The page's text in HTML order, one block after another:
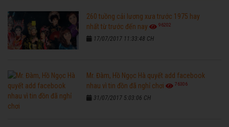
260 tuồng cải lương xưa trước 1975 hay
nhất từ trước đến nay
96202
17/07/2017 11:33:48 CH
Mr. Đàm, Hồ Ngọc Hà quyết add facebook
nhau vì tin đồn đã nghỉ chơi
76306
31/07/2017 5:03:06 CH